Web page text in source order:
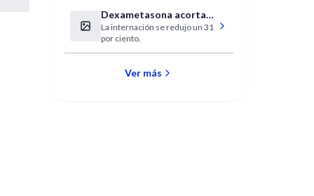
Dexametasona acorta
internaciones de bebés
con bronquiolitis
La internación se redujo un 31
por ciento.
Ver más